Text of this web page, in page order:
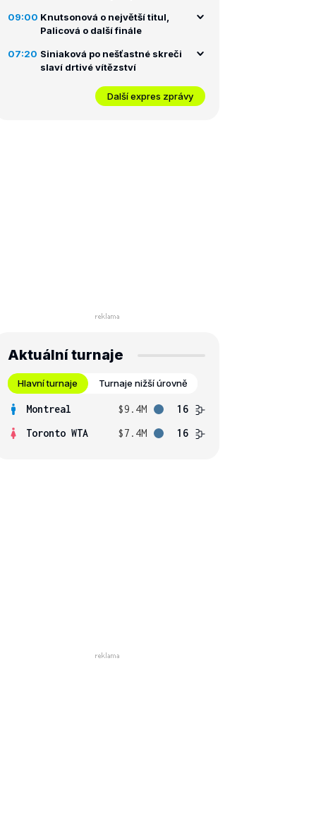
09:00 Knutsonová o největší titul,
Palicová o další finále
07:20 Siniaková po nešťastné skreči
slaví drtivé vítězství
Další expres zprávy
Aktuální turnaje
Hlavní turnaje Turnaje nižší úrovně
Montreal $9.4M
16
Toronto WTA
$7.4M 16